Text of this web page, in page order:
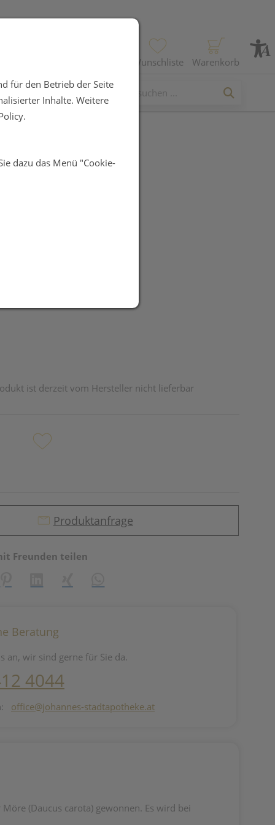
Wunschliste Warenkorb
ist derzeit vom Hersteller nicht lieferbar
Produktanfrage
Freunden teilen
Beratung
an, wir sind gerne für Sie da.
4044
office@johannes-stadtapotheke.at
(Daucus carota) gewonnen. Es wird bei
für den Betrieb der Seite
Inhalte. Weitere
dazu das Menü "Cookie-